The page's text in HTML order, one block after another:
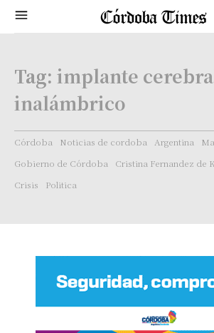
Tag: implante
inalámbrico
Córdoba Noticias de cordoba Argentina
Gobierno de Córdoba
Cristina Fernandez de
Crisis
Politica